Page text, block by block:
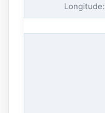
Longitude: